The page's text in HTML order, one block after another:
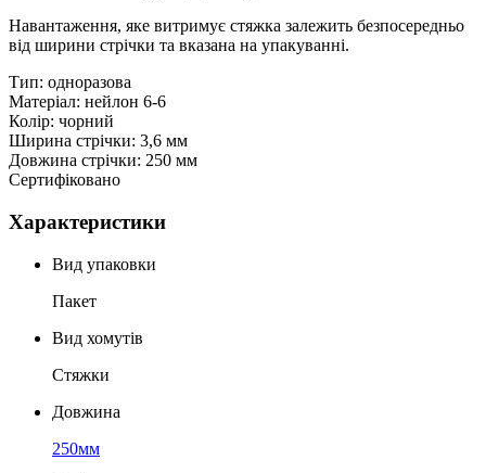
Навантаження, яке витримує стяжка залежить безпосередньо
від ширини стрічки та вказана на упакуванні.
Тип: одноразова
Матеріал: нейлон 6-6
Колір: чорний
Ширина стрічки: 3,6 мм
Довжина стрічки: 250 мм
Сертифіковано
Характеристики
Вид упаковки
Пакет
Вид хомутів
Стяжки
Довжина
250мм